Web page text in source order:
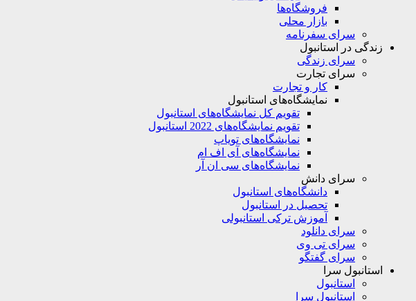
فروشگاه‌ها
بازار محلی
سرای سفرنامه
زندگی در استانبول
سرای زندگی
سرای تجارت
کار و تجارت
نمایشگاه‌های استانبول
تقویم کل نمایشگاه‌های استانبول
تقویم نمایشگاه‌های 2022 استانبول
نمایشگاه‌های تویاپ
نمایشگاه‌های آی اف ام
نمایشگاه‌های سی ان آر
سرای دانش
دانشگاه‌های استانبول
تحصیل در استانبول
آموزش ترکی استانبولی
سرای دانلود
سرای تی وی
سرای گفتگو
استانبول سرا
استانبول
استانبول سرا